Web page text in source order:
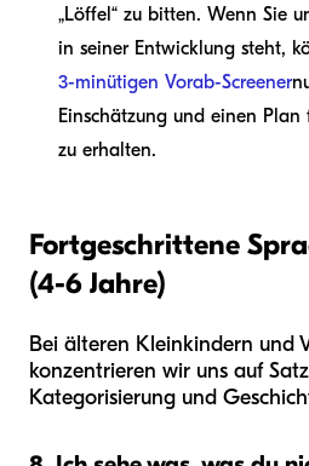
„Löffel“ zu bitten. Wenn Sie
in seiner Entwicklung steht,
3-minütigen Vorab-Screener
Einschätzung und einen
zu erhalten.
Fortgeschrittene
(4-6 Jahre)
Bei älteren Kleinkindern und
konzentrieren wir uns auf
Kategorisierung und